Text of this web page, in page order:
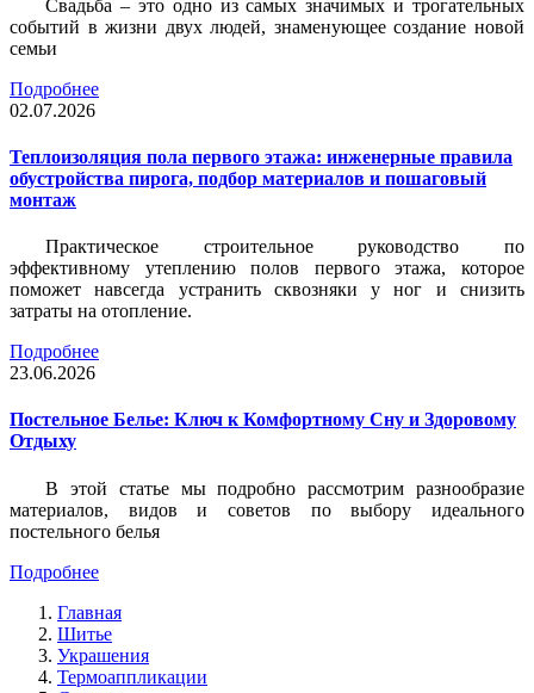
Свадьба – это одно из самых значимых и трогательных
событий в жизни двух людей, знаменующее создание новой
семьи
Подробнее
02.07.2026
Теплоизоляция пола первого этажа: инженерные правила
обустройства пирога, подбор материалов и пошаговый
монтаж
Практическое строительное руководство по
эффективному утеплению полов первого этажа, которое
поможет навсегда устранить сквозняки у ног и снизить
затраты на отопление.
Подробнее
23.06.2026
Постельное Белье: Ключ к Комфортному Сну и Здоровому
Отдыху
В этой статье мы подробно рассмотрим разнообразие
материалов, видов и советов по выбору идеального
постельного белья
Подробнее
Главная
Шитье
Украшения
Термоаппликации